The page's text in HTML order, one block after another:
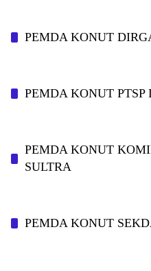
PEMDA KONUT
PEMDA KONUT
PEMDA KONUT
SULTRA
PEMDA KONUT